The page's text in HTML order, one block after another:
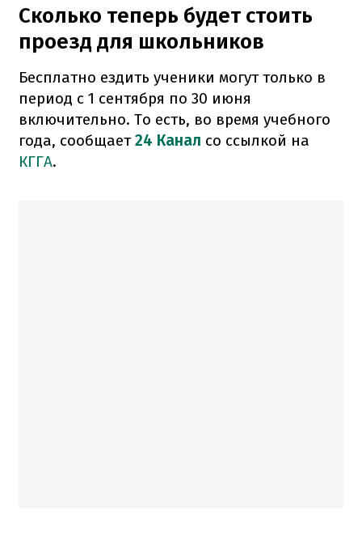
Сколько теперь будет стоить
проезд для школьников
Бесплатно ездить ученики могут только в
период с 1 сентября по 30 июня
включительно. То есть, во время учебного
года, сообщает24 Канал со ссылкой на
КГГА.